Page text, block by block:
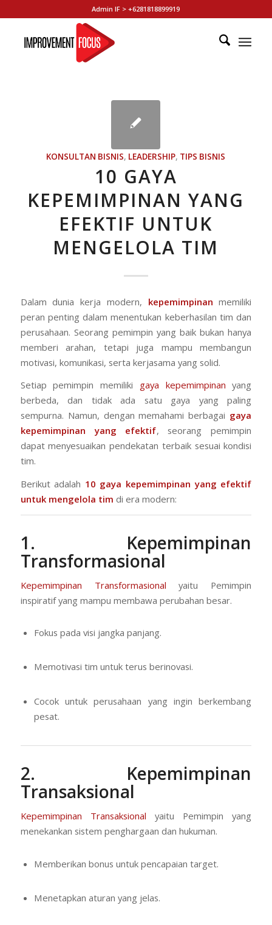
Admin IF > +6281818899919
KONSULTAN BISNIS, LEADERSHIP, TIPS BISNIS
10 GAYA
KEPEMIMPINAN YANG
EFEKTIF UNTUK
MENGELOLA TIM
Dalam dunia kerja modern, kepemimpinan memiliki
peran penting dalam menentukan keberhasilan tim dan
perusahaan. Seorang pemimpin yang baik bukan hanya
memberi arahan, tetapi juga mampu membangun
motivasi, komunikasi, serta kerjasama yang solid.
Setiap pemimpin memiliki gaya kepemimpinan yang
berbeda, dan tidak ada satu gaya yang paling
sempurna. Namun, dengan memahami berbagai gaya
kepemimpinan yang efektif, seorang pemimpin
dapat menyesuaikan pendekatan terbaik sesuai kondisi
tim.
Berikut adalah 10 gaya kepemimpinan yang efektif
untuk mengelola tim di era modern:
1. Kepemimpinan
Transformasional
Kepemimpinan Transformasional yaitu Pemimpin
inspiratif yang mampu membawa perubahan besar.
Fokus pada visi jangka panjang.
Memotivasi tim untuk terus berinovasi.
Cocok untuk perusahaan yang ingin berkembang
pesat.
2. Kepemimpinan
Transaksional
Kepemimpinan Transaksional yaitu Pemimpin yang
menekankan sistem penghargaan dan hukuman.
Memberikan bonus untuk pencapaian target.
Menetapkan aturan yang jelas.